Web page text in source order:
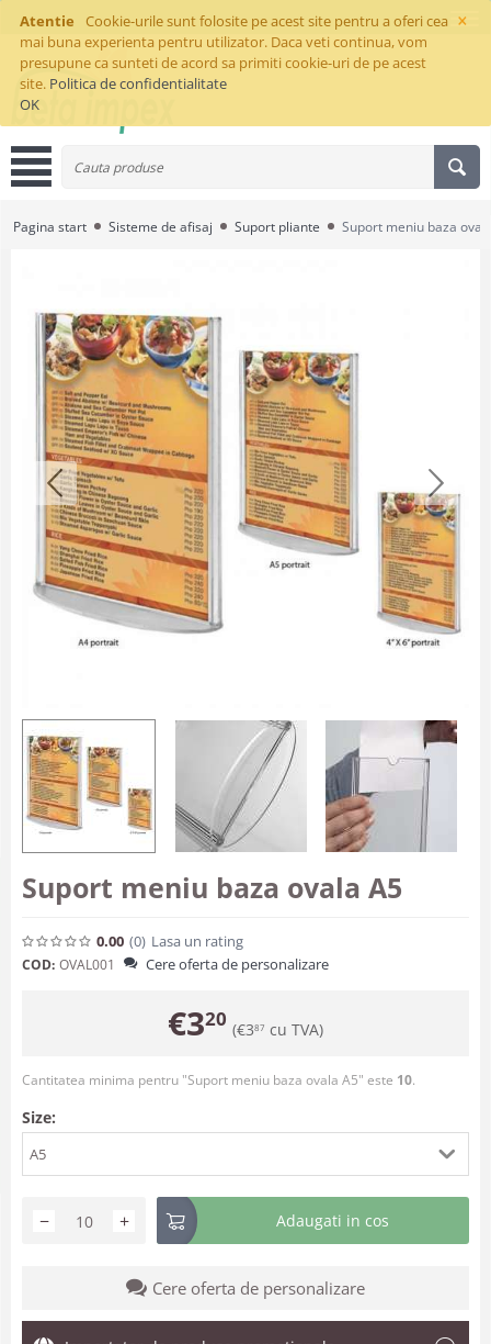
×
Atentie
Cookie-urile sunt folosite pe acest site pentru a oferi cea
mai buna experienta pentru utilizator. Daca veti continua, vom
presupune ca sunteti de acord sa primiti cookie-uri de pe acest
site. Politica de confidentialitate
OK
Pagina start Sisteme de afisaj Suport pliante Suport meniu baza
Suport meniu baza ovala A5
0.00 (0) Lasa un rating
COD: OVAL001 Cere oferta de personalizare
€320 (€387 cu TVA)
Cantitatea minima pentru "Suport meniu baza ovala A5" este 10.
Size:
A5
+
− Adaugati in cos
Cere oferta de personalizare